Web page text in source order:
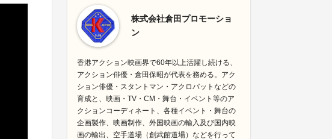
株式会社倉田プロモーショ
ン
香港アクション映画界で60年以上活躍し続ける、
アクション俳優・倉田保昭が代表を務める。アク
ション俳優・スタントマン・アクロバットなどの
育成と、映画・TV・CM・舞台・イベント等のア
クションコーディネート、各種イベント・舞台の
企画製作、映画制作、外国映画の輸入及び国内映
画の輸出、空手道場（創武館道場）などを行って